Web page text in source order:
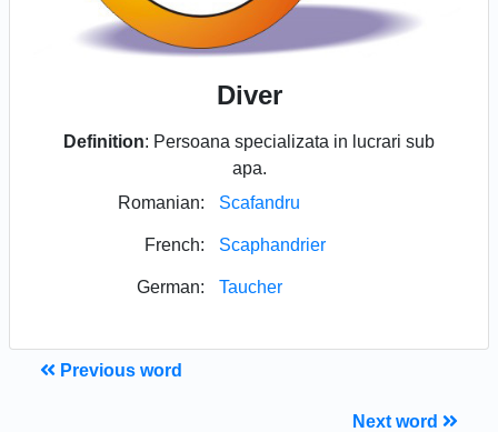
Diver
Definition: Persoana specializata in lucrari sub
apa.
Romanian:
Scafandru
French: Scaphandrier
German: Taucher
Previous word
Next word